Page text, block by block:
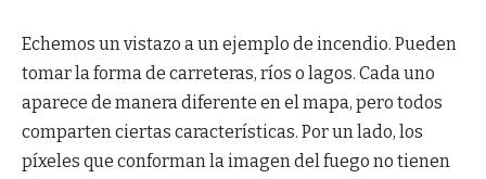
Echemos un vistazo a un ejemplo de incendio. Pueden
tomar la forma de carreteras, ríos o lagos. Cada uno
aparece de manera diferente en el mapa, pero todos
comparten ciertas características. Por un lado, los
píxeles que conforman la imagen del fuego no tienen